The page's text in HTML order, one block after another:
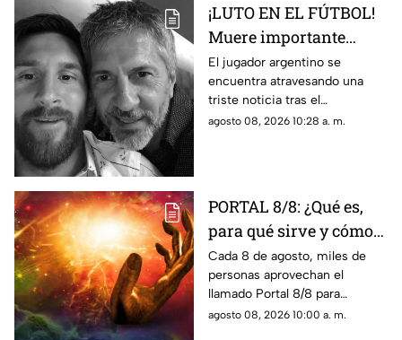
¡LUTO EN EL FÚTBOL!
Muere importante
figura de la familia
MESSI; así dieron a
conocer la noticia
El jugador argentino se
encuentra atravesando una
triste noticia tras el
fallecimiento de su padre.
agosto 08, 2026 10:28 a. m.
PORTAL 8/8: ¿Qué es,
para qué sirve y cómo
manifestar
correctamente?
Cada 8 de agosto, miles de
personas aprovechan el
llamado Portal 8/8 para
reflexionar, pedir y establecer
agosto 08, 2026 10:00 a. m.